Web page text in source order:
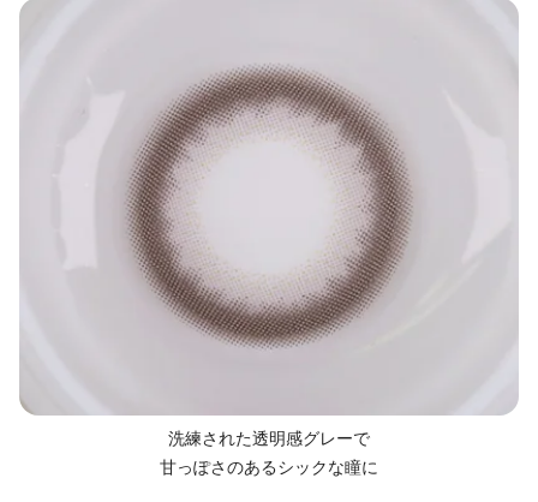
洗練された透明感グレーで
甘っぽさのあるシックな瞳に